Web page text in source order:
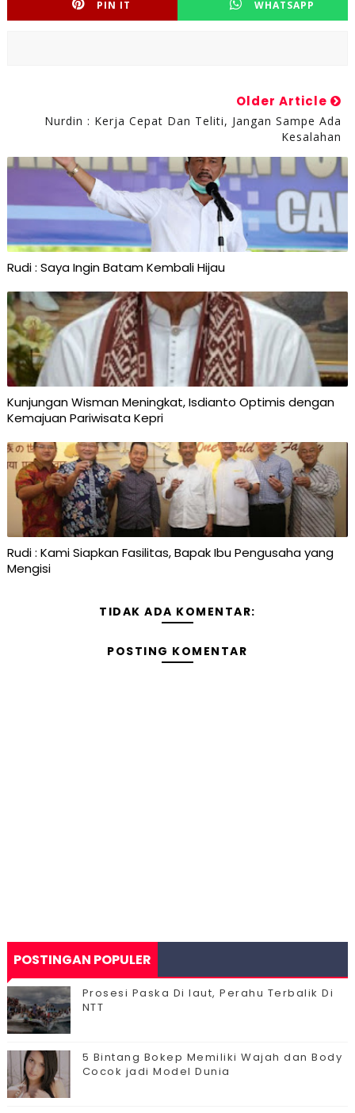
PIN IT WHATSAPP
Older Article
Nurdin : Kerja Cepat Dan Teliti, Jangan Sampe Ada
Kesalahan
Rudi : Saya Ingin Batam Kembali Hijau
Kunjungan Wisman Meningkat, Isdianto Optimis dengan
Kemajuan Pariwisata Kepri
Rudi : Kami Siapkan Fasilitas, Bapak Ibu Pengusaha yang
Mengisi
TIDAK ADA KOMENTAR:
POSTING KOMENTAR
POSTINGAN POPULER
Prosesi Paska Di laut, Perahu Terbalik Di
NTT
5 Bintang Bokep Memiliki Wajah dan Body
Cocok jadi Model Dunia